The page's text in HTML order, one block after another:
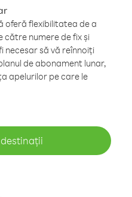
oferă flexibilitatea de a
numere de fix și
necesar să vă reînnoiți
de abonament lunar,
apelurilor pe care le